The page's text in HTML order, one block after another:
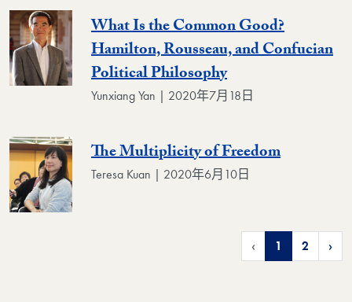
What Is the Common Good?
Hamilton, Rousseau, and Confucian
Political Philosophy
Yunxiang Yan | 2020年7月18日
The Multiplicity of Freedom
Teresa Kuan | 2020年6月10日
‹ 1 2 ›